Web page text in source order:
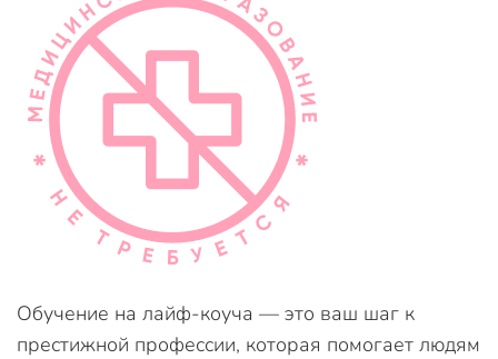
Обучение на лайф-коуча — это ваш шаг к
престижной профессии, которая помогает людям